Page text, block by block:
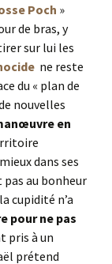
Poch »
de bras, y
sur lui les
ne reste
du « plan de
nouvelles
en
dans ses
au bonheur
cupidité n’a
pour ne pas
pris à un
prétend